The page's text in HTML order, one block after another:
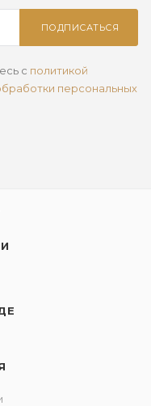
ПОДПИСАТЬСЯ
с политикой
персональных